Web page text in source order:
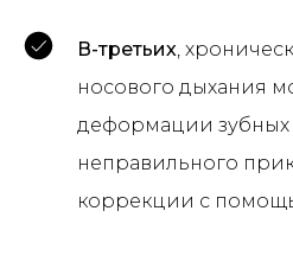
В-третьих,
носового дыхания
деформации зубных
неправильного
коррекции с